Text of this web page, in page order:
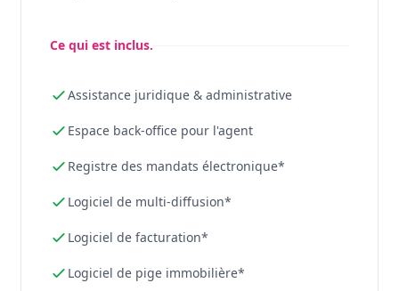
Ce qui est inclus.
Assistance juridique & administrative
Espace back-office pour l'agent
Registre des mandats électronique*
Logiciel de multi-diffusion*
Logiciel de facturation*
Logiciel de pige immobilière*